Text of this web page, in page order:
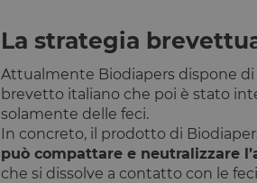
La strategia
Attualmente Biodiapers dispone di
brevetto italiano che poi è stato
solamente delle feci.
In concreto, il prodotto di
può compattare e neutralizzare
che si dissolve a contatto con le